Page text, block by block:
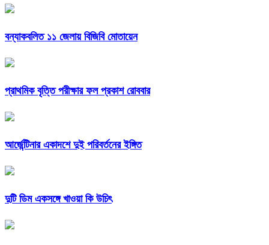
বন্যাকবলিত ১১ জেলায় বিজিবি মোতায়েন
প্রাথমিক বৃত্তি পরীক্ষার ফল প্রকাশ রোববার
আর্জেন্টিনার একাদশে দুই পরিবর্তনের ইঙ্গিত
দুটি ডিম একসঙ্গে খাওয়া কি উচিৎ